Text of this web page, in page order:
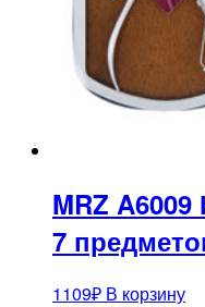
MRZ
7
1109₽ В корзину